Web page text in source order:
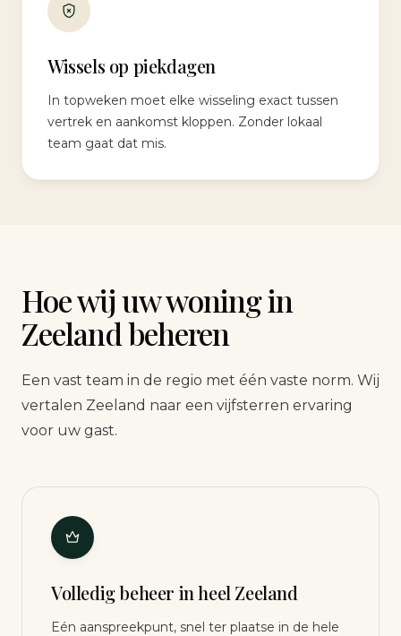
Wissels op piekdagen
In topweken moet elke wisseling exact tussen
vertrek en aankomst kloppen. Zonder lokaal
team gaat dat mis.
Hoe wij uw woning in
Zeeland beheren
Een vast team in de regio met één vaste norm. Wij
vertalen Zeeland naar een vijfsterren ervaring
voor uw gast.
Volledig beheer in heel Zeeland
Eén aanspreekpunt, snel ter plaatse in de hele